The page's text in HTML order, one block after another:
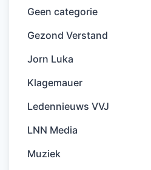
Geen categorie
Gezond Verstand
Jorn Luka
Klagemauer
Ledennieuws VVJ
LNN Media
Muziek